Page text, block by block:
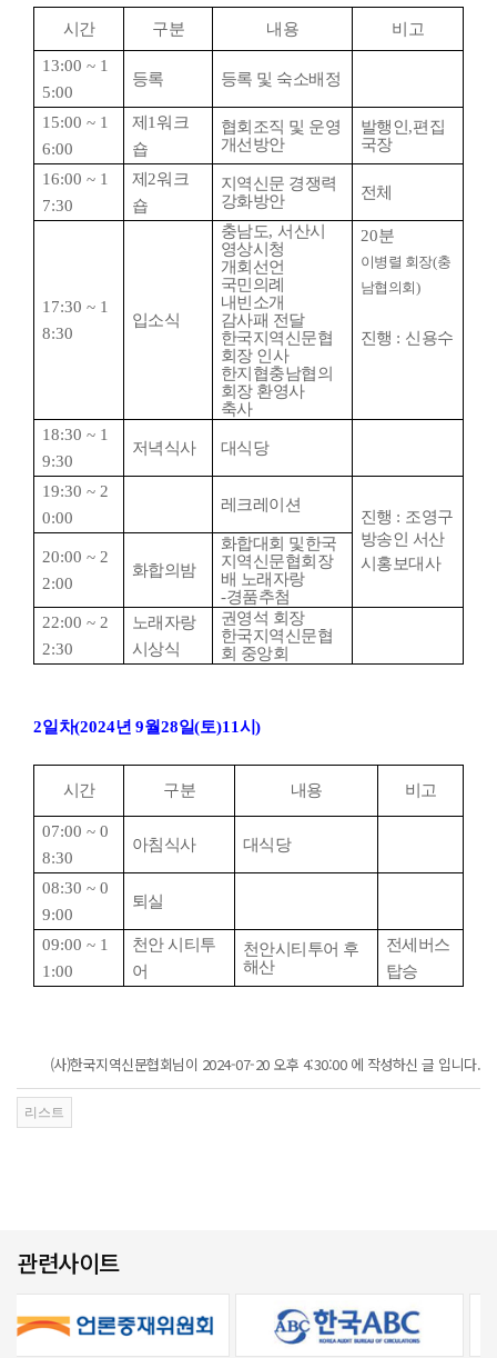
시간 구분 내용 비고
13:00 ~ 1
5:00
등록 등록 및 숙소배정
15:00 ~ 1
6:00
제 1워크
숍
협회조직 및 운영
개선방안
발행인 ,편집
국장
16:00 ~ 1
7:30
제 2워크
숍
지역신문 경쟁력
강화방안
전체
17:30 ~ 1
8:30
입소식
충남도, 서산시
영상시청
개회선언
국민의례
내빈소개
감사패 전달
한국지역신문협
회장 인사
한지협충남협의
회장 환영사
축사
20분
이병렬 회장(충
남협의회)
진행 : 신용수
18:30 ~ 1
9:30
저녁식사 대식당
19:30 ~ 2
0:00
레크레이션
진행 : 조영구
방송인 서산
시홍보대사
20:00 ~ 2
2:00
화합의밤
화합대회 및한국
지역신문협회장
배 노래자랑
-경품추첨
22:00 ~ 2
2:30
노래자랑
시상식
권영석 회장
한국지역신문협
회 중앙회
2일차(2024년 9월28일(토)11시 )
시간 구분 내용 비고
07:00 ~ 0
8:30
아침식사 대식당
08:30 ~ 0
9:00
퇴실
09:00 ~ 1
1:00
천안 시티투
어
천안시티투어 후
해산
전세버스
탑승
(사)한국지역신문협회님이 2024-07-20 오후 4:30:00 에 작성하신 글 입니다.
관련사이트